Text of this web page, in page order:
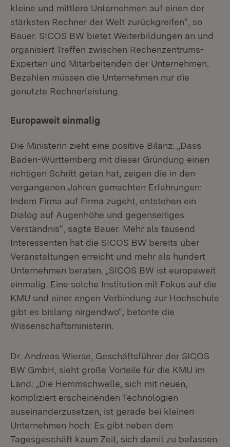
kleine und mittlere Unternehmen auf einen der
stärksten Rechner der Welt zurückgreifen“, so
Bauer. SICOS BW bietet Weiterbildungen an und
organisiert Treffen zwischen Rechenzentrums-
Experten und Mitarbeitenden der Unternehmen.
Bezahlen müssen die Unternehmen nur die
genutzte Rechnerleistung.
Europaweit einmalig
Die Ministerin zieht eine positive Bilanz: „Dass
Baden-Württemberg mit dieser Gründung einen
richtigen Schritt getan hat, zeigen die in den
vergangenen Jahren gemachten Erfahrungen:
Indem Firma auf Firma zugeht, entstehen ein
Dialog auf Augenhöhe und gegenseitiges
Verständnis“, sagte Bauer. Mehr als tausend
Interessenten hat die SICOS BW bereits über
Veranstaltungen erreicht und mehr als hundert
Unternehmen beraten. „SICOS BW ist europaweit
einmalig. Eine solche Institution mit Fokus auf die
KMU und einer engen Verbindung zur Hochschule
gibt es bislang nirgendwo“, betonte die
Wissenschaftsministerin.
Dr. Andreas Wierse, Geschäftsführer der SICOS
BW GmbH, sieht große Vorteile für die KMU im
Land: „Die Hemmschwelle, sich mit neuen,
kompliziert erscheinenden Technologien
auseinanderzusetzen, ist gerade bei kleinen
Unternehmen hoch: Es gibt neben dem
Tagesgeschäft kaum Zeit, sich damit zu befassen.